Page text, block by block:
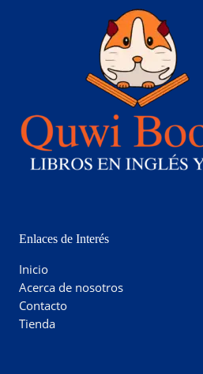
Enlaces de Interés
Inicio
Acerca de nosotros
Contacto
Tienda